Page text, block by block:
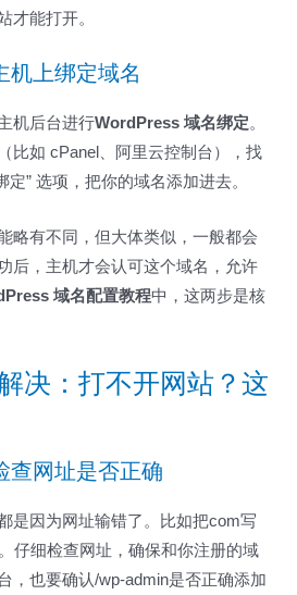
才能打开。
机上绑定域名
机后台进行WordPress 域名绑定。
比如 cPanel、阿里云控制台），找
定” 选项，把你的域名添加进去。
略有不同，但大体类似，一般都会
后，主机才会认可这个域名，允许
域名配置教程中，这两步是核
决：打不开网站？这
查网址是否正确
是因为网址输错了。比如把com写
仔细检查网址，确保和你注册的域
，也要确认/wp-admin是否正确添加